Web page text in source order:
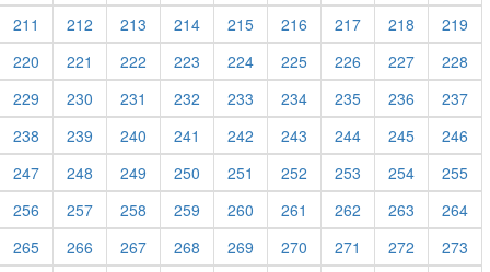
211
212 213 214 215 216 217 218
219
220
221 222 223 224 225 226 227
228
229
230 231 232 233 234 235 236
237
238
239 240 241 242 243 244 245
246
247
248 249 250 251 252 253 254
255
256
257 258 259 260 261 262 263
264
265
266 267 268 269 270 271 272
273